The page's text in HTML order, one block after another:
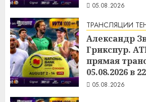
05.08.2026
ТРАНСЛЯЦИИ
Александр
Грикспур.
прямая
05.08.2026 в
05.08.2026